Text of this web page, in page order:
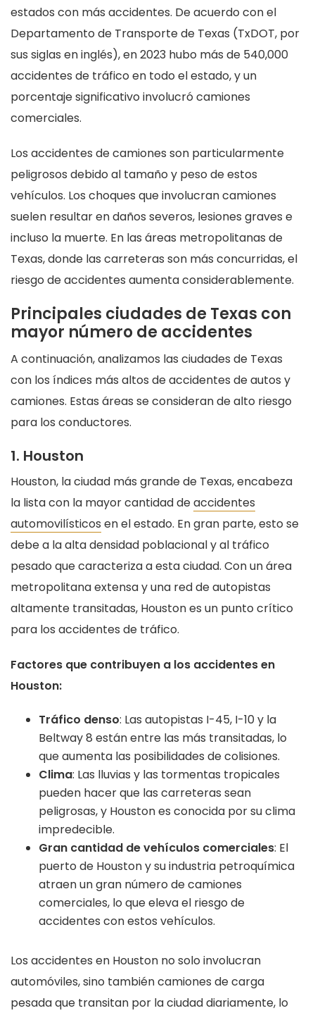
estados con más accidentes. De acuerdo con el
Departamento de Transporte de Texas (TxDOT, por
sus siglas en inglés), en 2023 hubo más de 540,000
accidentes de tráfico en todo el estado, y un
porcentaje significativo involucró camiones
comerciales.
Los accidentes de camiones son particularmente
peligrosos debido al tamaño y peso de estos
vehículos. Los choques que involucran camiones
suelen resultar en daños severos, lesiones graves e
incluso la muerte. En las áreas metropolitanas de
Texas, donde las carreteras son más concurridas, el
riesgo de accidentes aumenta considerablemente.
Principales ciudades de Texas con
mayor número de accidentes
A continuación, analizamos las ciudades de Texas
con los índices más altos de accidentes de autos y
camiones. Estas áreas se consideran de alto riesgo
para los conductores.
1. Houston
Houston, la ciudad más grande de Texas, encabeza
la lista con la mayor cantidad deaccidentes
automovilísticos en el estado. En gran parte, esto se
debe a la alta densidad poblacional y al tráfico
pesado que caracteriza a esta ciudad. Con un área
metropolitana extensa y una red de autopistas
altamente transitadas, Houston es un punto crítico
para los accidentes de tráfico.
Factores que contribuyen a los accidentes en
Houston:
Tráfico denso: Las autopistas I-45, I-10 y la
Beltway 8 están entre las más transitadas, lo
que aumenta las posibilidades de colisiones.
Clima: Las lluvias y las tormentas tropicales
pueden hacer que las carreteras sean
peligrosas, y Houston es conocida por su clima
impredecible.
Gran cantidad de vehículos comerciales: El
puerto de Houston y su industria petroquímica
atraen un gran número de camiones
comerciales, lo que eleva el riesgo de
accidentes con estos vehículos.
Los accidentes en Houston no solo involucran
automóviles, sino también camiones de carga
pesada que transitan por la ciudad diariamente, lo